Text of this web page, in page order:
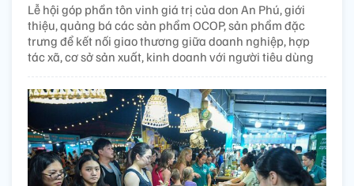
Lễ hội góp phần tôn vinh giá trị của don An Phú, giới
thiệu, quảng bá các sản phẩm OCOP, sản phẩm đặc
trưng để kết nối giao thương giữa doanh nghiệp, hợp
tác xã, cơ sở sản xuất, kinh doanh với người tiêu dùng